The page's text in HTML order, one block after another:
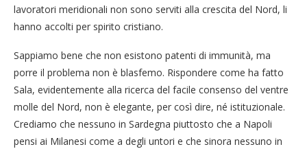
lavoratori meridionali non sono serviti alla crescita del Nord, li
hanno accolti per spirito cristiano.
Sappiamo bene che non esistono patenti di immunità, ma
porre il problema non è blasfemo. Rispondere come ha fatto
Sala, evidentemente alla ricerca del facile consenso del ventre
molle del Nord, non è elegante, per così dire, né istituzionale.
Crediamo che nessuno in Sardegna piuttosto che a Napoli
pensi ai Milanesi come a degli untori e che sinora nessuno in